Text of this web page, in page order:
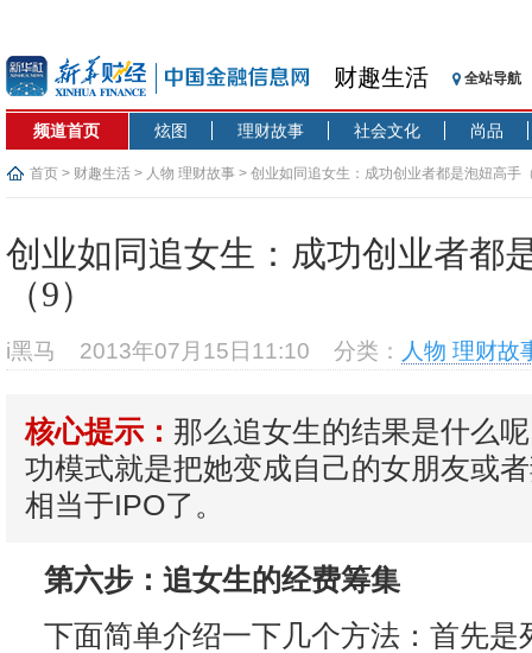
财趣生活 全站导航
频道首页 炫图 理财故事 社会文化 尚品
首页 > 财趣生活 > 人物 理财故事 > 创业如同追女生：成功创业者都是泡妞高手
创业如同追女生：成功创业者都
（9）
i黑马 2013年07月15日11:10 分类： 人物 理财故
核心提示： 那么追女生的结果是什么
功模式就是把她变成自己的女朋友或
相当于IPO了。
第六步：追女生的经费筹集
下面简单介绍一下几个方法：首先是